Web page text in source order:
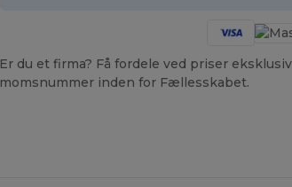
Er du et firma? Få fordele ved priser
momsnummer inden for Fællesskabet.